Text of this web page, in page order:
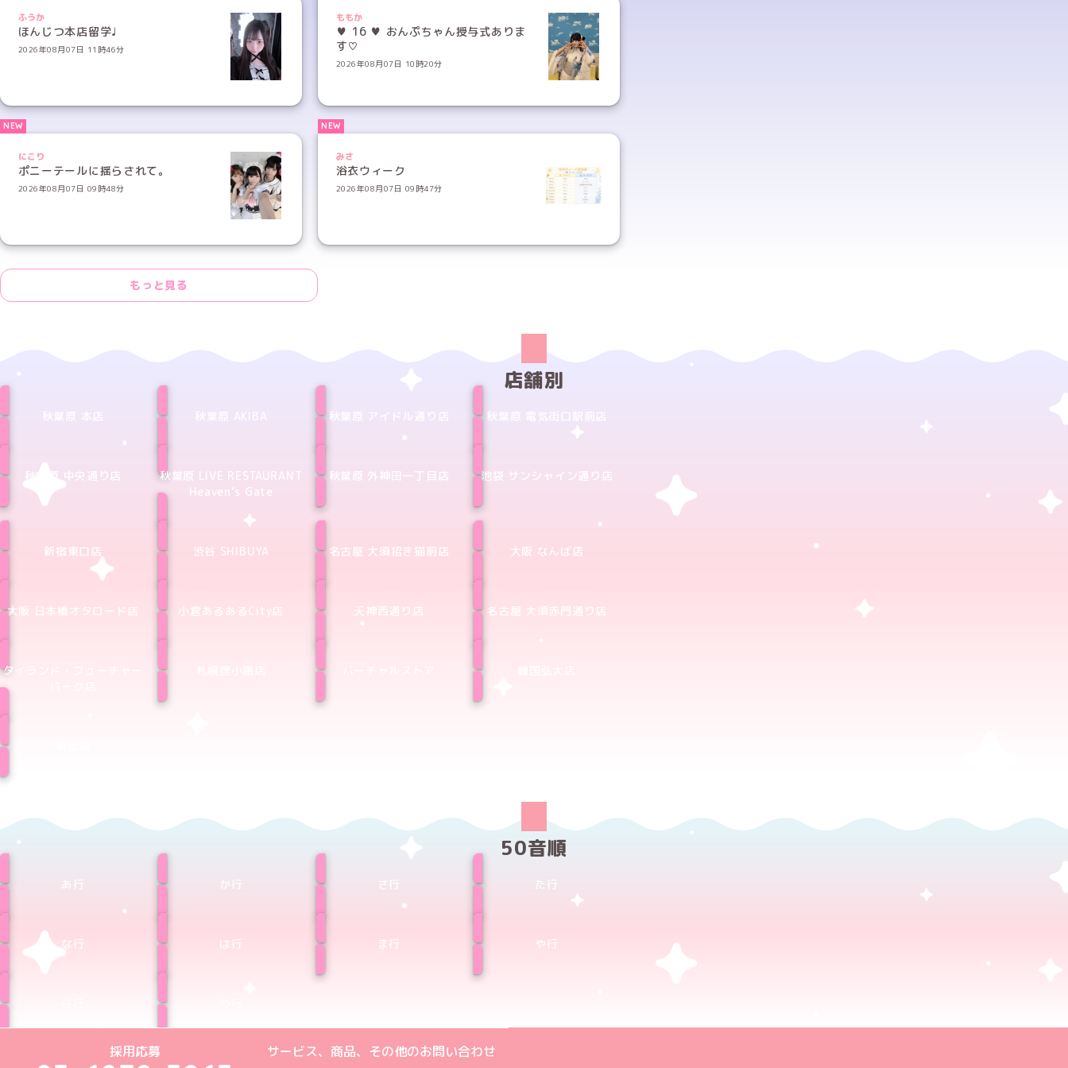
ふうか
ほんじつ本店留学♩
2026年08月07日 11時46分
ももか
♥ 16 ♥ おんぷちゃん授与式ありま
す♡
2026年08月07日 10時20分
にこり
ポニーテールに揺らされて。
2026年08月07日 09時48分
みさ
浴衣ウィーク
2026年08月07日 09時47分
もっと見る
店舗別
秋葉原 本店 秋葉原 AKIBA 秋葉原 アイドル通り店 秋葉原 電気街口駅前店
秋葉原 中央通り店
秋葉原 LIVE RESTAURANT
Heaven’s Gate
秋葉原 外神田一丁目店 池袋 サンシャイン通り店
新宿東口店 渋谷 SHIBUYA 名古屋 大須招き猫前店 大阪 なんば店
大阪 日本橋オタロード店 小倉あるあるCity店 天神西通り店 名古屋 大須赤門通り店
タイランド・フューチャー
50音順
あ行 か行 さ行 た行
な行 は行 ま行 や行
めいどりーみんTikTok公式アカウント
めいどりーみんX公式アカウント
めいどりーみんInstagram公式アカウント
めいどりーみんFacebook公式アカウント
めいどりーみんYouTube公式アカウント
採用応募 サービス、商品、その他のお問い合わせ